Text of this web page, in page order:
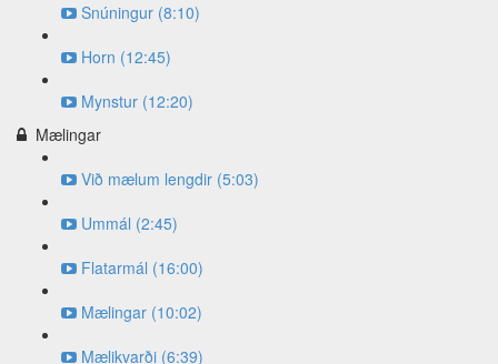
Snúningur (8:10)
Horn (12:45)
Mynstur (12:20)
Mælingar
Við mælum lengdir (5:03)
Ummál (2:45)
Flatarmál (16:00)
Mælingar (10:02)
Mælikvarði (6:39)